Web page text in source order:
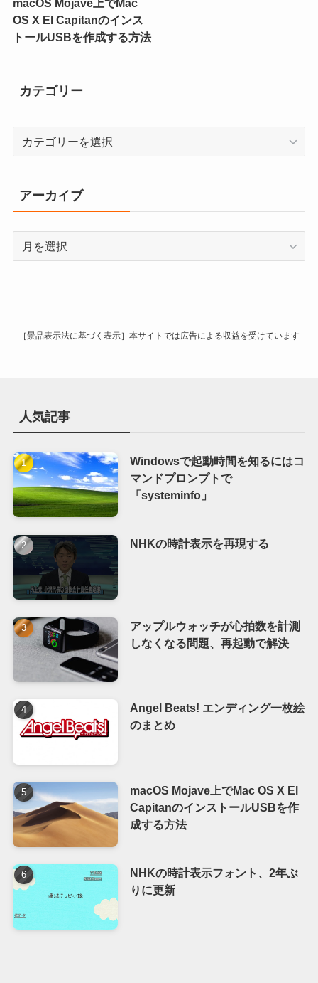
macOS Mojave上でMac
OS X El Capitanのインス
トールUSBを作成する方法
カテゴリー
ー
アーカイブ
［景品表示法に基づく表示］本サイトでは広告による収益を受けています
人気記事
Windowsで起動時間を知るにはコ
マンドプロンプトで
「systeminfo」
NHKの時計表示を再現する
アップルウォッチが心拍数を計測
しなくなる問題、再起動で解決
Angel Beats! エンディング一枚絵
のまとめ
macOS Mojave上でMac OS X El
CapitanのインストールUSBを作
成する方法
NHKの時計表示フォント、2年ぶ
りに更新